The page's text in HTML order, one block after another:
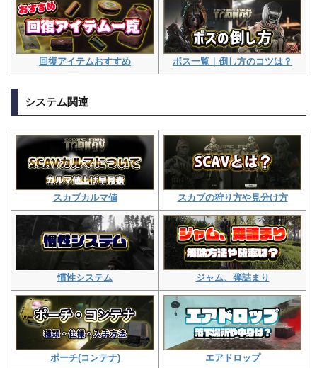
回復アイテムおすすめ ボス一覧｜倒し方のコツは？
システム関連
スカブカルマ値 スカブの狩り方や見分け方
慣性システム ジャム、弾詰まり
ポーチ(コンテナ) エアドロップ